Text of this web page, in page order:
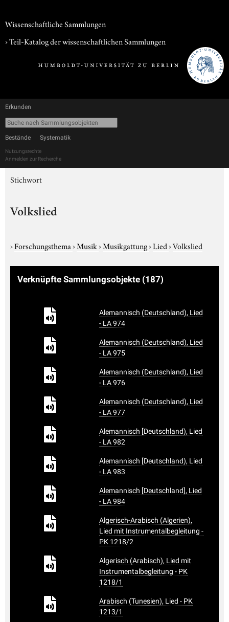
Wissenschaftliche Sammlungen
› Teil-Katalog der wissenschaftlichen Sammlungen
Erkunden
Bestände Systematik
Nutzungsrechte
Anmelden zur Recherche
Stichwort
Volkslied
›Forschungsthema›Musik›Musikgattung›Lied›Volkslied
Verknüpfte Sammlungsobjekte (187)
Alemannisch (Deutschland), Lied
- LA 974
Alemannisch (Deutschland), Lied
- LA 975
Alemannisch (Deutschland), Lied
- LA 976
Alemannisch (Deutschland), Lied
- LA 977
Alemannisch [Deutschland), Lied
- LA 982
Alemannisch [Deutschland), Lied
- LA 983
Alemannisch [Deutschland], Lied
- LA 984
Algerisch-Arabisch (Algerien),
Lied mit Instrumentalbegleitung -
PK 1218/2
Algerisch (Arabisch), Lied mit
Instrumentalbegleitung - PK
1218/1
Arabisch (Tunesien), Lied - PK
1213/1